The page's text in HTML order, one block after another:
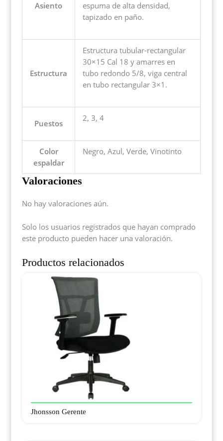
Asiento
espuma de alta densidad,
tapizado en paño.
Estructura
Estructura tubular-rectangular
30×15 Cal 18 y amarres en
tubo redondo 5/8, viga central
en tubo rectangular 3×1.
Puestos
2, 3, 4
Color
espaldar
Negro, Azul, Verde, Vinotinto
Valoraciones
No hay valoraciones aún.
Solo los usuarios registrados que hayan comprado
este producto pueden hacer una valoración.
Productos relacionados
Jhonsson Gerente